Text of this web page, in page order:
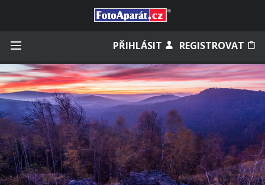
PŘIHLÁSIT REGISTROVAT
Zapamatovat
Zapomněli jste heslo?
Měli jste účet na starém webu?